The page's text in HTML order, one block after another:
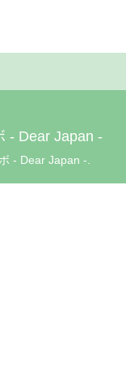
- Dear Japan -
- Dear Japan -.